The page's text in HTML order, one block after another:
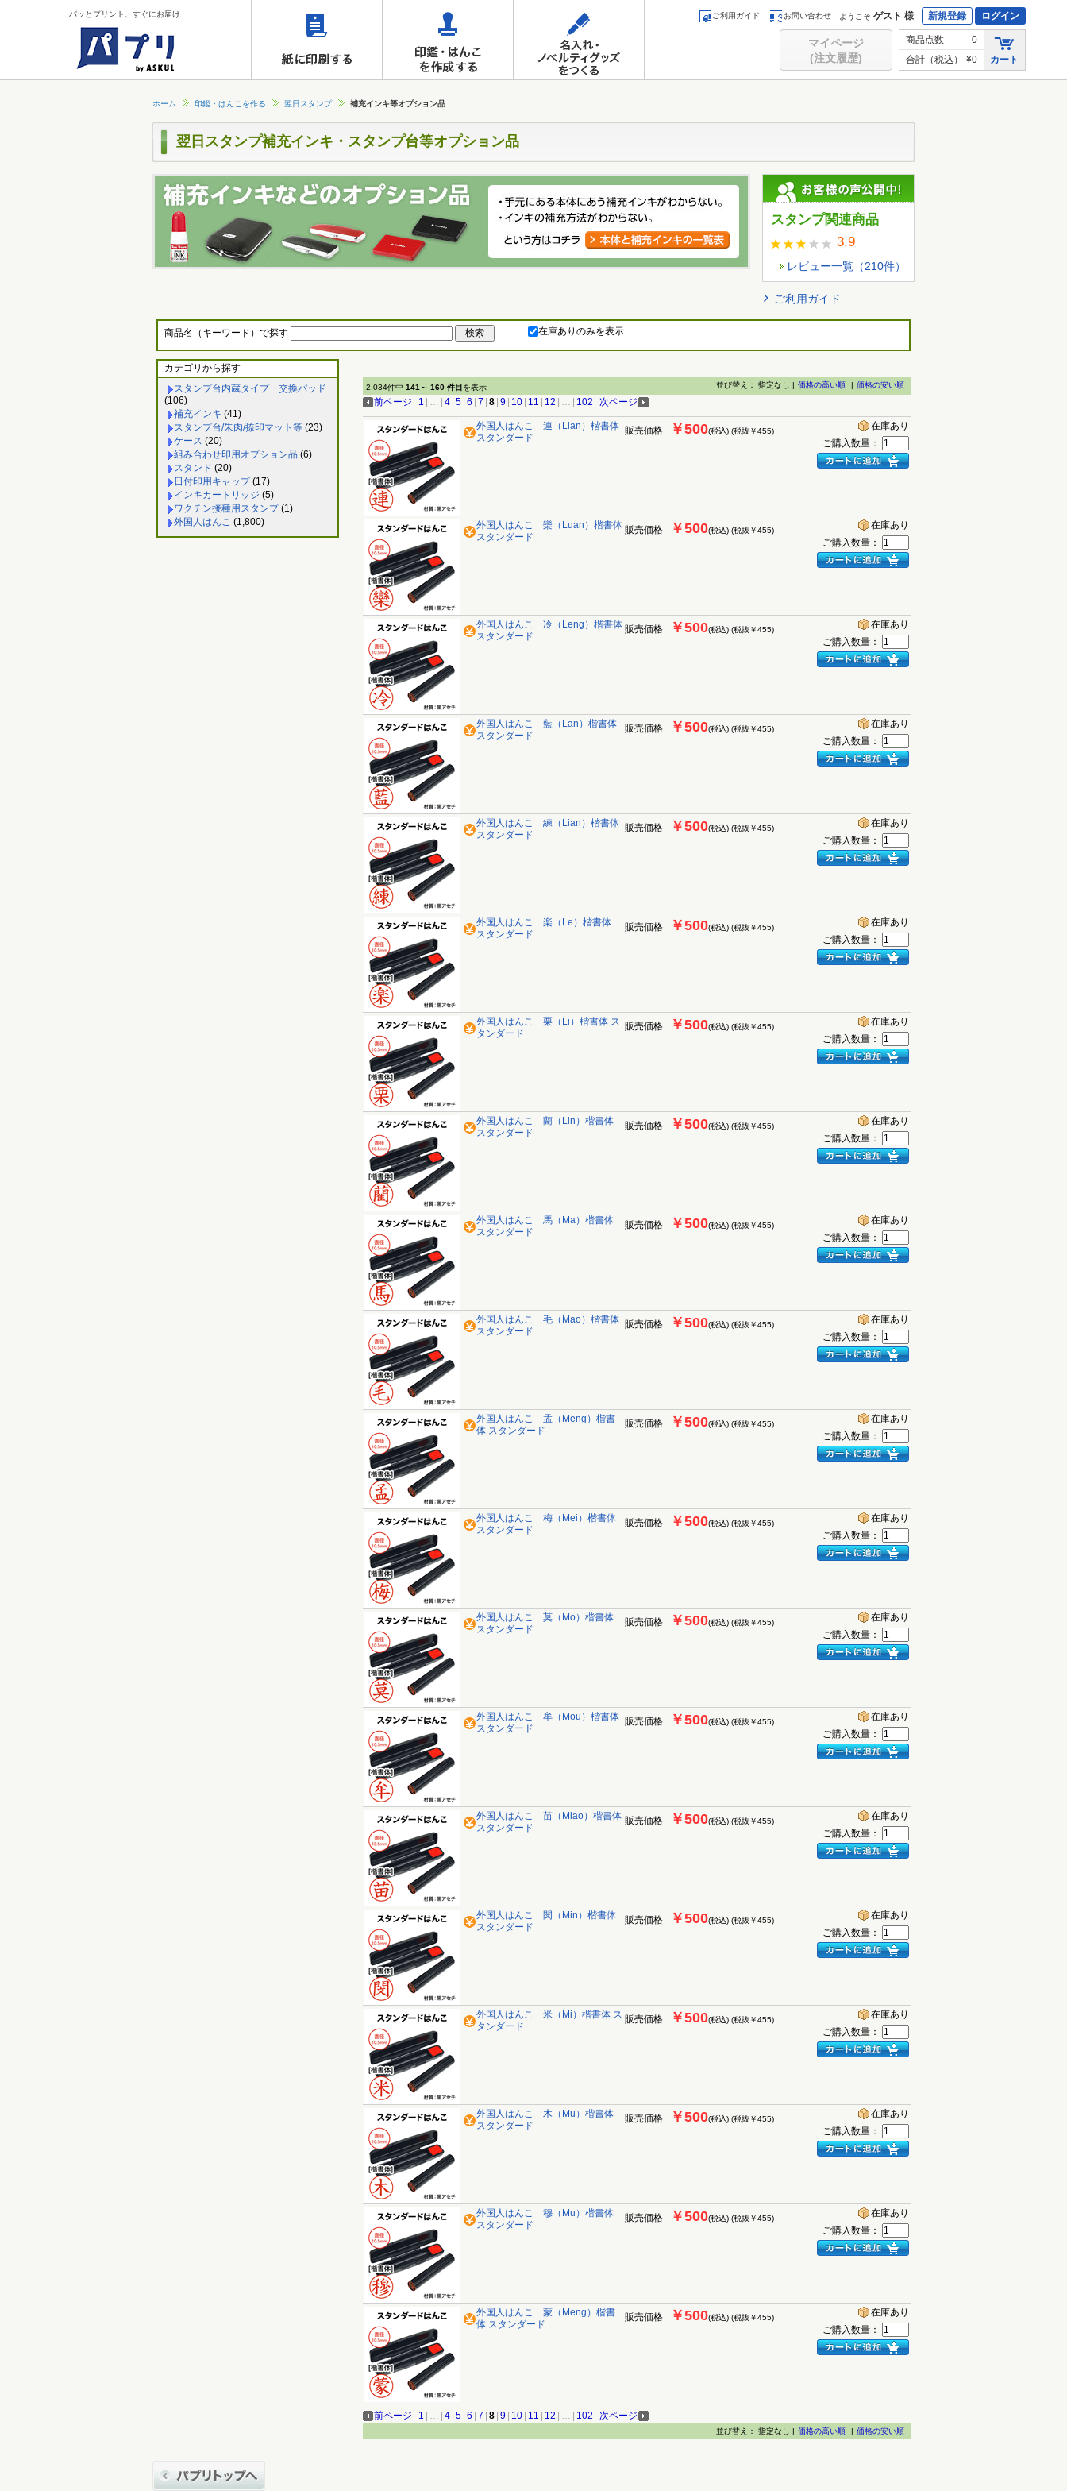
パッとプリント、すぐにお届け ご利用ガイド お問い合わせ ようこそ ゲスト 様 新規登録 ログイン
マイページ
(注文履歴)
商品点数
0
合計（税込）
¥0 カート
ホーム 印鑑・はんこを作る 翌日スタンプ 補充インキ等オプション品
翌日スタンプ補充インキ・スタンプ台等オプション品
スタンプ関連商品
3.9
レビュー一覧（210件）
ご利用ガイド
商品名（キーワード）で探す 在庫ありのみを表示
カテゴリから探す
スタンプ台内蔵タイプ 交換パッド
(106)
補充インキ (41)
スタンプ台/朱肉/捺印マット等 (23)
ケース (20)
組み合わせ印用オプション品 (6)
スタンド (20)
日付印用キャップ(17)
インキカートリッジ (5)
ワクチン接種用スタンプ(1)
外国人はんこ (1,800)
2,034件中 141～ 160 件目 を表示 並び替え： 指定なし | 価格の高い順 | 価格の安い順
前ページ 1 … 4 5 6 7 8 9 10 11 12 … 102 次ページ
外国人はんこ 連（Lian）楷書体
スタンダード
販売価格 ￥500(税込) (税抜￥455)
在庫あり
ご購入数量：
外国人はんこ 欒（Luan）楷書体
スタンダード
販売価格 ￥500(税込) (税抜￥455)
在庫あり
ご購入数量：
外国人はんこ 冷（Leng）楷書体
スタンダード
販売価格 ￥500(税込) (税抜￥455)
在庫あり
ご購入数量：
外国人はんこ 藍（Lan）楷書体
スタンダード
販売価格 ￥500(税込) (税抜￥455)
在庫あり
ご購入数量：
外国人はんこ 練（Lian）楷書体
スタンダード
販売価格 ￥500(税込) (税抜￥455)
在庫あり
ご購入数量：
外国人はんこ 楽（Le）楷書体
スタンダード
販売価格 ￥500(税込) (税抜￥455)
在庫あり
ご購入数量：
外国人はんこ 栗（Li）楷書体 ス
タンダード
販売価格 ￥500(税込) (税抜￥455)
在庫あり
ご購入数量：
外国人はんこ 藺（Lin）楷書体
スタンダード
販売価格 ￥500(税込) (税抜￥455)
在庫あり
ご購入数量：
外国人はんこ 馬（Ma）楷書体
スタンダード
販売価格 ￥500(税込) (税抜￥455)
在庫あり
ご購入数量：
外国人はんこ 毛（Mao）楷書体
スタンダード
販売価格 ￥500(税込) (税抜￥455)
在庫あり
ご購入数量：
外国人はんこ 孟（Meng）楷書
体 スタンダード
販売価格 ￥500(税込) (税抜￥455)
在庫あり
ご購入数量：
外国人はんこ 梅（Mei）楷書体
スタンダード
販売価格 ￥500(税込) (税抜￥455)
在庫あり
ご購入数量：
外国人はんこ 莫（Mo）楷書体
スタンダード
販売価格 ￥500(税込) (税抜￥455)
在庫あり
ご購入数量：
外国人はんこ 牟（Mou）楷書体
スタンダード
販売価格 ￥500(税込) (税抜￥455)
在庫あり
ご購入数量：
外国人はんこ 苗（Miao）楷書体
スタンダード
販売価格 ￥500(税込) (税抜￥455)
在庫あり
ご購入数量：
外国人はんこ 閔（Min）楷書体
スタンダード
販売価格 ￥500(税込) (税抜￥455)
在庫あり
ご購入数量：
外国人はんこ 米（Mi）楷書体 ス
タンダード
販売価格 ￥500(税込) (税抜￥455)
在庫あり
ご購入数量：
外国人はんこ 木（Mu）楷書体
スタンダード
販売価格 ￥500(税込) (税抜￥455)
在庫あり
ご購入数量：
外国人はんこ 穆（Mu）楷書体
スタンダード
販売価格 ￥500(税込) (税抜￥455)
在庫あり
ご購入数量：
外国人はんこ 蒙（Meng）楷書
体 スタンダード
販売価格 ￥500(税込) (税抜￥455)
在庫あり
ご購入数量：
前ページ 1 … 4 5 6 7 8 9 10 11 12 … 102 次ページ
並び替え： 指定なし | 価格の高い順 | 価格の安い順